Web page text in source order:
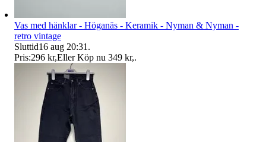
Vas med hänklar - Höganäs - Keramik - Nyman & Nyman -
retro vintage
Sluttid16 aug 20:31 .
Pris:296 kr,Eller Köp nu 349 kr,.